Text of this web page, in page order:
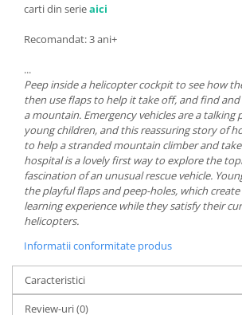
carti din serieaici
Recomandat: 3 ani+
...
Peep inside a helicopter cockpit to see how
then use flaps to help it take off, and find
a mountain. Emergency vehicles are a talking
young children, and this reassuring story of
to help a stranded mountain climber and
hospital is a lovely first way to explore the
fascination of an unusual rescue vehicle.
the playful flaps and peep-holes, which
learning experience while they satisfy their
helicopters.
Informatii conformitate produs
Caracteristici
Review-uri(0)